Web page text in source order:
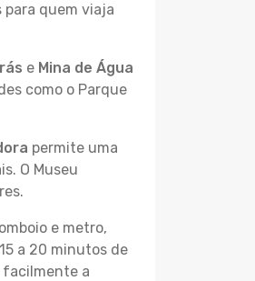
quem viaja
e Mina de Água
como o Parque
permite uma
O Museu
e metro,
a 20 minutos de
facilmente a